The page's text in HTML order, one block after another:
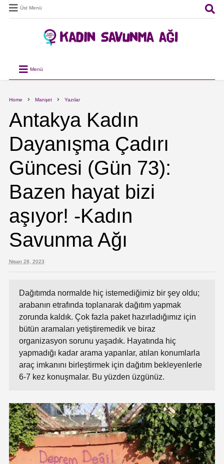
Üst Menü
Menü
Home Manşet Yazılar
Antakya Kadın
Dayanışma Çadırı
Güncesi (Gün 73):
Bazen hayat bizi
aşıyor! -Kadın
Savunma Ağı
Nisan 28, 2023
Dağıtımda normalde hiç istemediğimiz bir şey oldu;
arabanın etrafında toplanarak dağıtım yapmak
zorunda kaldık. Çok fazla paket hazırladığımız için
bütün aramaları yetiştiremedik ve biraz
organizasyon sorunu yaşadık. Hayatında hiç
yapmadığı kadar arama yapanlar, atılan konumlarla
araç imkanını birleştirmek için dağıtım bekleyenlerle
6-7 kez konuşmalar. Bu yüzden üzgünüz.